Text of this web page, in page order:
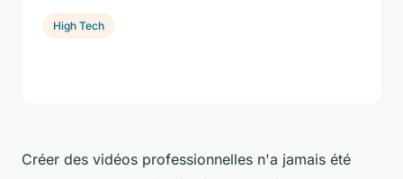
Créer des vidéos professionnelles n'a jamais été
High Tech